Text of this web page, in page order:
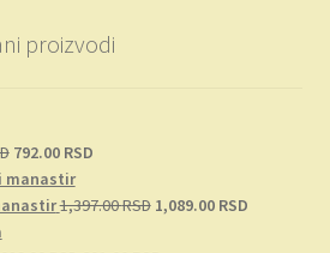
proizvodi
Originalna
cena
je
792.00 RSDTrenutna
je:
1,397.00RSD Originalna
1,089.00 RSDTrenutna